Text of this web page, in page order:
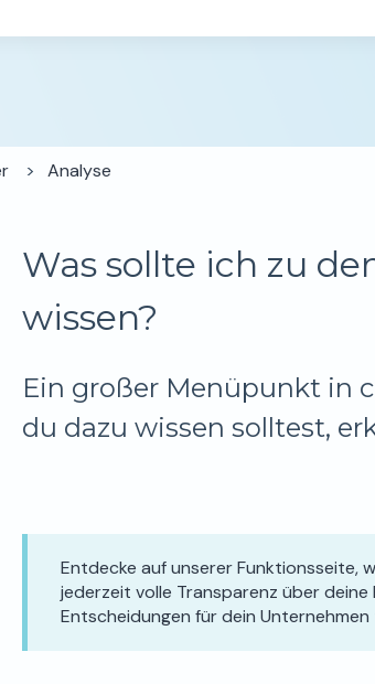
Analyse
Was sollte ich zu
wissen?
Ein großer Menüpunkt in
du dazu wissen solltest,
Entdecke auf unserer Funktionsseite,
jederzeit volle Transparenz über
Entscheidungen für dein